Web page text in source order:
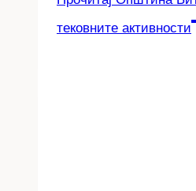
тековните активности